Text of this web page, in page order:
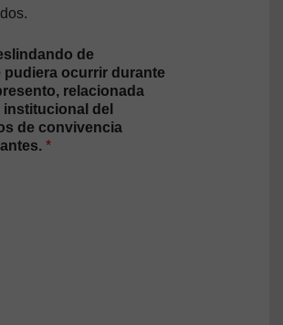
de
pudiera ocurrir durante
relacionada
del
de convivencia
*